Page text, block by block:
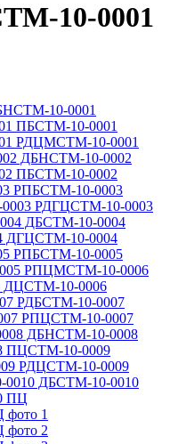
10-0001
СТМ-10-0001
ПБСТМ-10-0001
РДЦМСТМ-10-0001
ДБНСТМ-10-0002
ПБСТМ-10-0002
РПБСТМ-10-0003
РДГЦСТМ-10-0003
ДБСТМ-10-0004
ДГЦСТМ-10-0004
РПБСТМ-10-0005
РПЦМСТМ-10-0006
ДЦСТМ-10-0006
РДБСТМ-10-0007
РПЦСТМ-10-0007
ДБНСТМ-10-0008
ПЦСТМ-10-0009
РДЦСТМ-10-0009
ДБСТМ-10-0010
ПЦ